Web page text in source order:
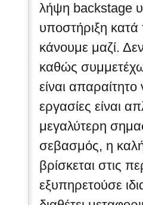
λήψη backstage
υποστήριξη
κάνουμε μαζί.
καθώς
είναι
εργασίες είναι
μεγαλύτερη
σεβασμός, η
βρίσκεται στις
εξυπηρετούσε